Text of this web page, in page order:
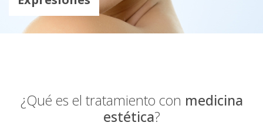
¿Qué es el tratamiento con medicina
estética?